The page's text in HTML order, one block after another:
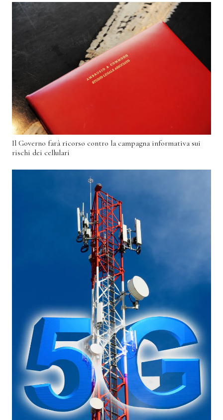
Il Governo farà ricorso contro la campagna informativa sui
rischi dei cellulari